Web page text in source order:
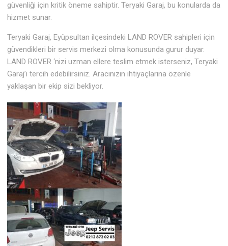
güvenliği için kritik öneme sahiptir. Teryaki Garaj, bu konularda da
hizmet sunar.
Teryaki Garaj, Eyüpsultan ilçesindeki LAND ROVER sahipleri için
güvendikleri bir servis merkezi olma konusunda gurur duyar.
LAND ROVER ‘nizi uzman ellere teslim etmek isterseniz, Teryaki
Garaj’ı tercih edebilirsiniz. Aracınızın ihtiyaçlarına özenle
yaklaşan bir ekip sizi bekliyor.